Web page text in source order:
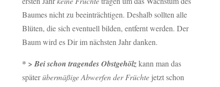
Baumes nicht zu beeinträchtigen. Deshalb sollten alle
Blüten, die sich eventuell bilden, entfernt werden. Der
Baum wird es Dir im nächsten Jahr danken.
* >Bei schon tragendes Obstgehölzkann man das
späterübermäßige Abwerfen der Früchtejetzt schon